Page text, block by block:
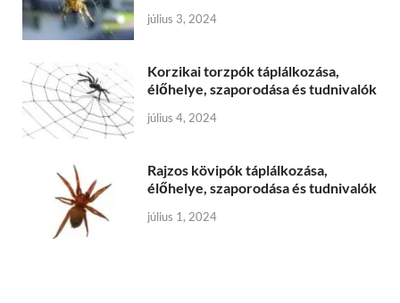
július 3, 2024
Korzikai torzpók táplálkozása,
élőhelye, szaporodása és tudnivalók
július 4, 2024
Rajzos kövipók táplálkozása,
élőhelye, szaporodása és tudnivalók
július 1, 2024